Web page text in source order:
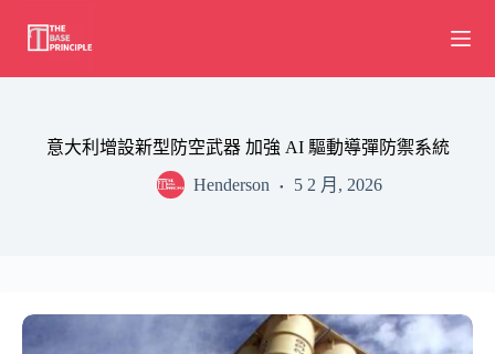
content
意大利增設新型防空武器 加強 AI 驅動導彈防禦系統
Henderson
5 2 月, 2026